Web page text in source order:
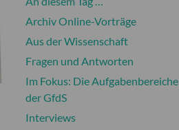
Archiv Online-Vorträge
Aus der Wissenschaft
Fragen und Antworten
Im Fokus: Die Aufgabenbereiche
der GfdS
Interviews